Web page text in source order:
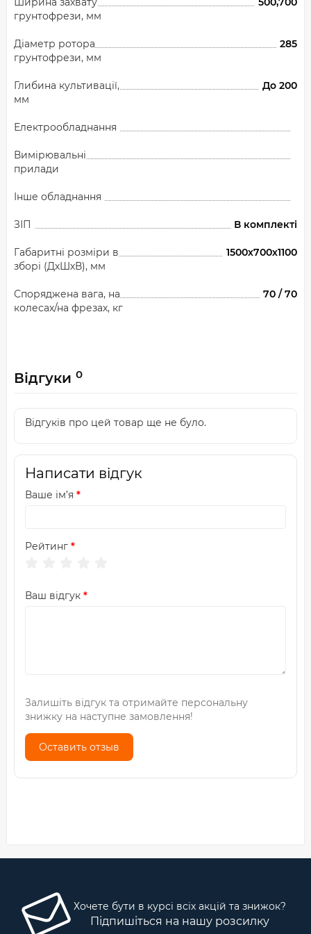
грунтофрези, мм
Діаметр ротора
грунтофрези, мм
285
Глибина культивації,
мм
До 200
Електрообладнання
Вимірювальні
прилади
Інше обладнання
ЗІП В комплекті
Габаритні розміри в
зборі (ДхШхВ), мм
1500х700х1100
Споряджена вага, на
колесах/на фрезах, кг
70 / 70
Відгуки 0
Відгуків про цей товар ще не було.
Написати відгук
Ваше ім’я
Рейтинг
Ваш відгук
Залишіть відгук та отримайте персональну
знижку на наступне замовлення!
Оставить отзыв
Хочете бути в курсі всіх акцій та знижок?
Підпишіться на нашу розсилку